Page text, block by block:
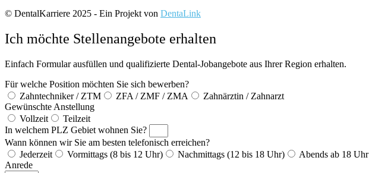
© DentalKarriere 2025 - Ein Projekt von DentaLink
Ich möchte Stellenangebote erhalten
Einfach Formular ausfüllen und qualifizierte Dental-Jobangebote aus Ihrer Region erhalten.
Für welche Position möchten Sie sich bewerben?
Zahntechniker / ZTM
ZFA / ZMF / ZMA
Zahnärztin / Zahnarzt
Gewünschte Anstellung
Vollzeit
Teilzeit
In welchem PLZ Gebiet wohnen Sie?
Wann können wir Sie am besten telefonisch erreichen?
Jederzeit
Vormittags (8 bis 12 Uhr) Nachmittags (12 bis 18 Uhr)
Abends ab 18 Uhr
Anrede